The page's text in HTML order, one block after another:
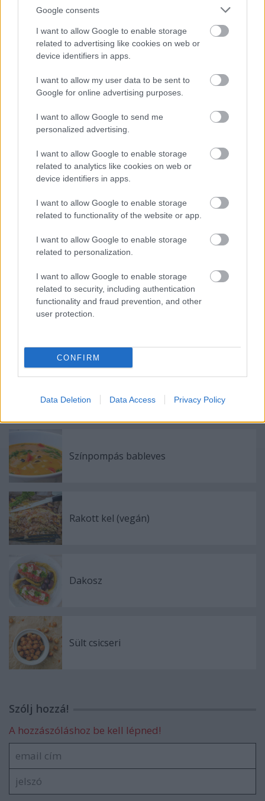
Google consents
I want to allow Google to enable storage
related to advertising like cookies on web or
device identifiers in apps.
I want to allow my user data to be sent to
Google for online advertising purposes.
I want to allow Google to send me
personalized advertising.
I want to allow Google to enable storage
related to analytics like cookies on web or
device identifiers in apps.
I want to allow Google to enable storage
related to functionality of the website or app.
I want to allow Google to enable storage
related to personalization.
I want to allow Google to enable storage
related to security, including authentication
functionality and fraud prevention, and other
user protection.
CONFIRM
Data Deletion Data Access Privacy Policy
Szupergyors Édességek
Vacsorák
receptfüzet
Címkék:padlizsán tofu főétel gluténmentes
vegetáriánus
laktózmentes vegán
Ajánlott bejegyzések:
Mediterrán Lakoma
Színpompás bableves
Rakott kel (vegán)
Dakosz
Sült csicseri
Szólj hozzá!
A hozzászóláshoz be kell lépned!